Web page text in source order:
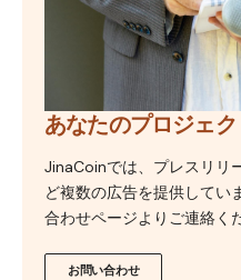
あなたのプロジェ
JinaCoinでは、プレスリリ
ど複数の広告を提供してい
合わせページよりご連絡く
お問い合わせ